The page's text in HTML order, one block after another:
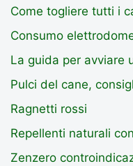
Come togliere tutti i
Consumo
La guida per avviare
Pulci del cane,
Ragnetti rossi
Repellenti naturali
Zenzero